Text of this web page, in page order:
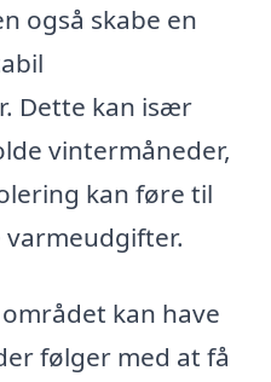
også skabe en
Dette kan især
vintermåneder,
kan føre til
kan have
følger med at få